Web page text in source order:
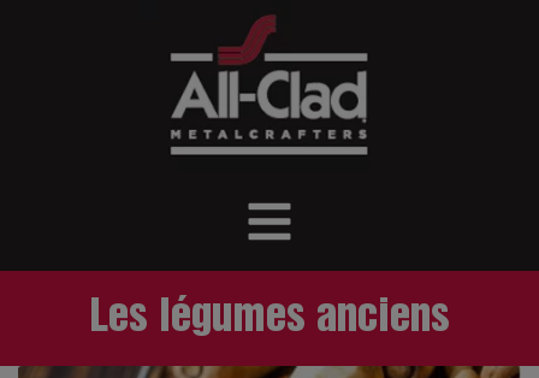
Les légumes anciens